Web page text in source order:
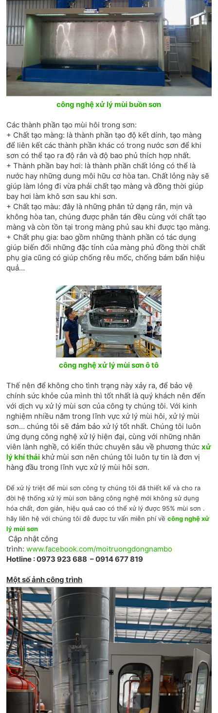
công nghệ xử lý mùi buồn sơn
Các thành phần tạo mùi hôi trong sơn:
+ Chất tạo màng: là thành phần tạo độ kết dính, tạo màng
để liên kết các thành phần khác có trong nước sơn để khi
sơn có thể tạo ra độ rắn và độ bao phủ thích hợp nhất.
+ Thành phần bay hơi: là thành phần chất lỏng có thể là
nước hay những dung môi hữu cơ hòa tan. Chất lỏng này sẽ
giúp làm lỏng đi vừa phải chất tạo màng và đồng thời giúp
bay hơi làm khô sơn sau khi sơn.
+ Chất tạo màu: đây là những phân tử dạng rắn, mịn và
không hòa tan, chúng được phân tán đều cùng với chất tạo
màng và còn tồn tại trong màng phủ sau khi được tạo màng.
+ Chất phụ gia: bao gồm những thành phần có tác dụng
giúp biến đổi những đặc tính của màng phủ đồng thời chất
phụ gia cũng có giúp chống rêu mốc, chống bám bẩn hiệu
quả…
công nghệ xử lý mùi sơn ô tô
Thế nên để không cho tình trạng này xảy ra, để bảo vệ
chính sức khỏe của mình thì tốt nhất là quý khách nên đến
với dịch vụ xử lý mùi sơn của công ty chúng tôi. Với kinh
nghiệm nhiều năm trong lĩnh vực xử lý mùi hôi, xử lý mùi
sơn… chúng tôi sẽ đảm bảo xử lý tốt nhất. Chúng tôi luôn
ứng dụng công nghệ xử lý hiện đại, cùng với những nhân
viên lành nghề, có kiến thức chuyên sâu về phương thứcxử
lý khí thải khử mùi sơn nên chúng tôi luôn tự tin là đơn vị
hàng đầu trong lĩnh vực xử lý mùi hôi sơn.
Để xử lý triệt để mùi sơn công ty chúng tôi đã thiết kế và cho ra
đời hệ thống xử lý mùi sơn bằng công nghệ mới không sử dụng
hóa chất, đơn giản, hiệu quả cao có thể xử lý được 95% mùi sơn .
hãy liên hệ với chúng tôi đễ được tư vấn miễn phí vềcông nghệ xử
lý mùi sơn
Cập nhật công
trình:www.facebook.com/moitruongdongnambo
Hotline : 0973 923 688 – 0914 677 819
Một số ảnh công trình